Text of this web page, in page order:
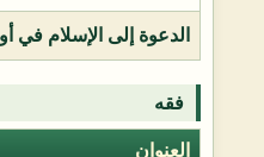
الدعوة إلى الإسلام في
فقه
العنوان